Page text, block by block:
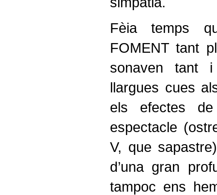
Fèia temps
FOMENT tant
sonaven tant
llargues cues
els efectes
espectacle
V, que
d’una gran
tampoc ens